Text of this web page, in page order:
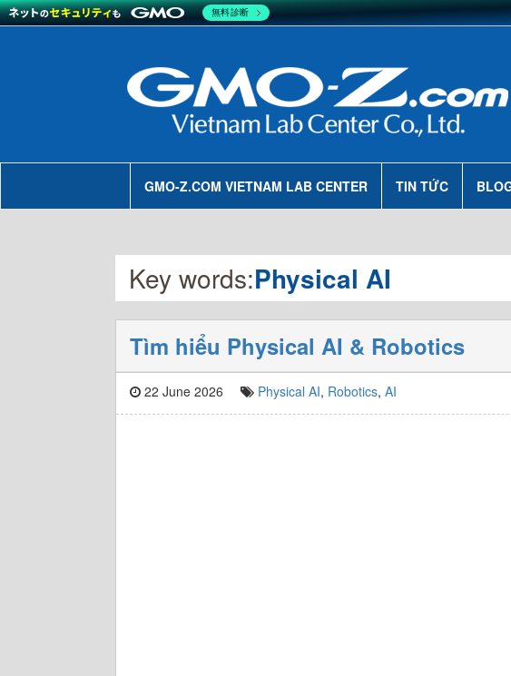
GMO-Z.COM VIETNAM LAB CENTER TIN TỨC
Key words:Physical AI
Tìm hiểu Physical AI & Robotics
22 June 2026 Physical AI, Robotics, AI
無料診断